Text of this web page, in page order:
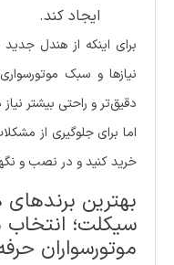
ایجاد کند.
برای اینکه از هندل جدید
نیازها و سبک
دقیق‌تر و راحتی بیشتر
اما برای جلوگیری از
خرید کنید و در نصب و
بهترین
سیکلت؛
موتورسواران